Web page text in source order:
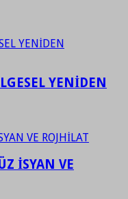
YENİDEN
İSYAN VE